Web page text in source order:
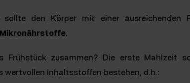
sollte den Körper mit einer ausreichenden
Mikronährstoffe.
Frühstück zusammen? Die erste Mahlzeit
wertvollen Inhaltsstoffen bestehen, d.h.: